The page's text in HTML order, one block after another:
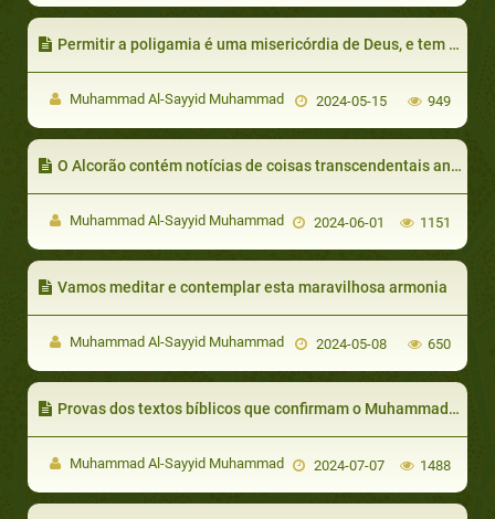
Permitir a poligamia é uma misericórdia de Deus, e tem os seguintes sentidos profundos
Muhammad Al-Sayyid Muhammad 2024-05-15 949
O Alcorão contém notícias de coisas transcendentais anunciada antes de que ocorrem e depois vieram seus acontecimentos conforme o que é mencionado no Alcorão, como por ejemplo:
Muhammad Al-Sayyid Muhammad 2024-06-01 1151
Vamos meditar e contemplar esta maravilhosa armonia
Muhammad Al-Sayyid Muhammad 2024-05-08 650
Provas dos textos bíblicos que confirmam o Muhammad como Profeta
Muhammad Al-Sayyid Muhammad 2024-07-07 1488